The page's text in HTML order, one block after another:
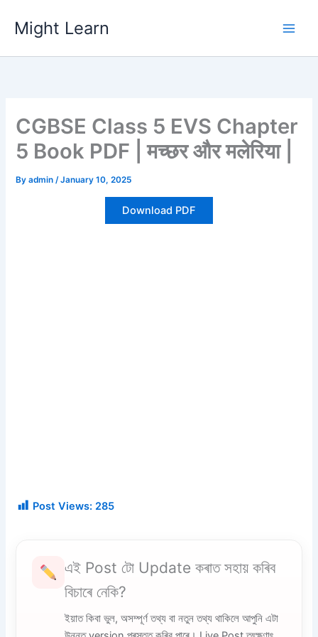
content
Might Learn
CGBSE Class 5 EVS Chapter
5 Book PDF | मच्छर और मलेरिया |
Byadmin/January 10, 2025
Download PDF
Post Views: 285
এই Post টো Update কৰাত সহায় কৰিব
বিচাৰে নেকি?
ইয়াত কিবা ভুল, অসম্পূৰ্ণ তথ্য বা নতুন তথ্য থাকিলে আপুনি এটা